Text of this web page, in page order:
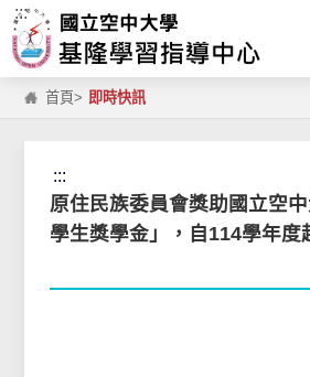
跳到主要內容區塊
:::
首頁> 即時快訊
:::
原住民族委員會獎助國立空
學生獎學金」，自114學年度